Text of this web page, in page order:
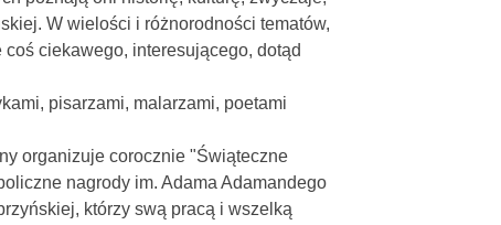
W wielości i różnorodności tematów,
ciekawego, interesującego, dotąd
pisarzami, malarzami, poetami
organizuje corocznie "Świąteczne
nagrody im. Adama Adamandego
którzy swą pracą i wszelką